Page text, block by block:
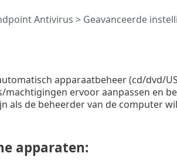
Antivirus > Geavanceerde
apparaatbeheer (cd/dvd/
ervoor aanpassen en
als de beheerder van de computer
apparaten: